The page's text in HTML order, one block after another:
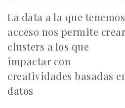
La data a la que tenemos
acceso nos permite crear
clusters a los que
impactar con
creatividades basadas
datos